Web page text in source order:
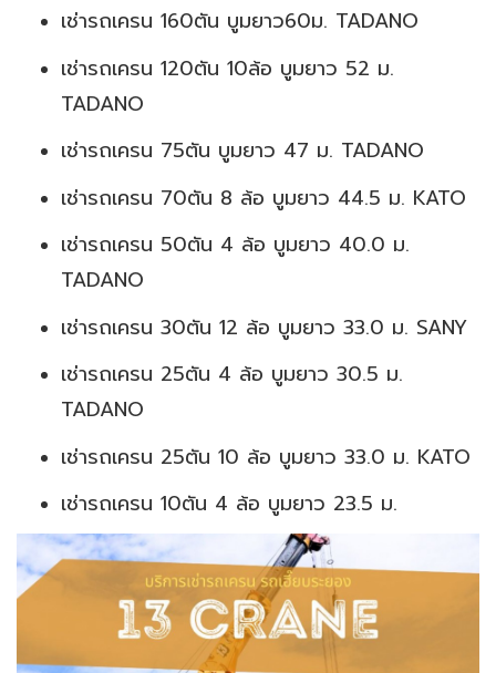
เช่ารถเครน 160ตัน บูมยาว60ม. TADANO
เช่ารถเครน 120ตัน 10ล้อ บูมยาว 52 ม.
TADANO
เช่ารถเครน 75ตัน บูมยาว 47 ม. TADANO
เช่ารถเครน 70ตัน 8 ล้อ บูมยาว 44.5 ม. KATO
เช่ารถเครน 50ตัน 4 ล้อ บูมยาว 40.0 ม.
TADANO
เช่ารถเครน 30ตัน 12 ล้อ บูมยาว 33.0 ม. SANY
เช่ารถเครน 25ตัน 4 ล้อ บูมยาว 30.5 ม.
TADANO
เช่ารถเครน 25ตัน 10 ล้อ บูมยาว 33.0 ม. KATO
เช่ารถเครน 10ตัน 4 ล้อ บูมยาว 23.5 ม.